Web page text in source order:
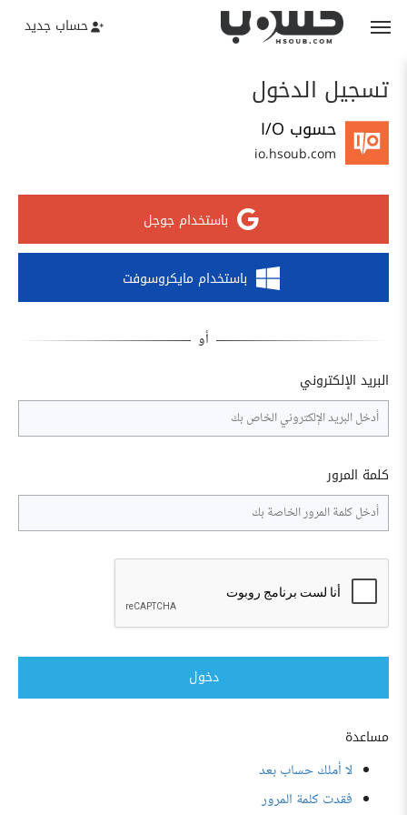
حساب جديد
تسجيل الدخول
حسوب I/O
io.hsoub.com
باستخدام جوجل
باستخدام مايكروسوفت
البريد الإلكتروني
كلمة المرور
دخول
مساعدة
لا أملك حساب بعد
فقدت كلمة المرور